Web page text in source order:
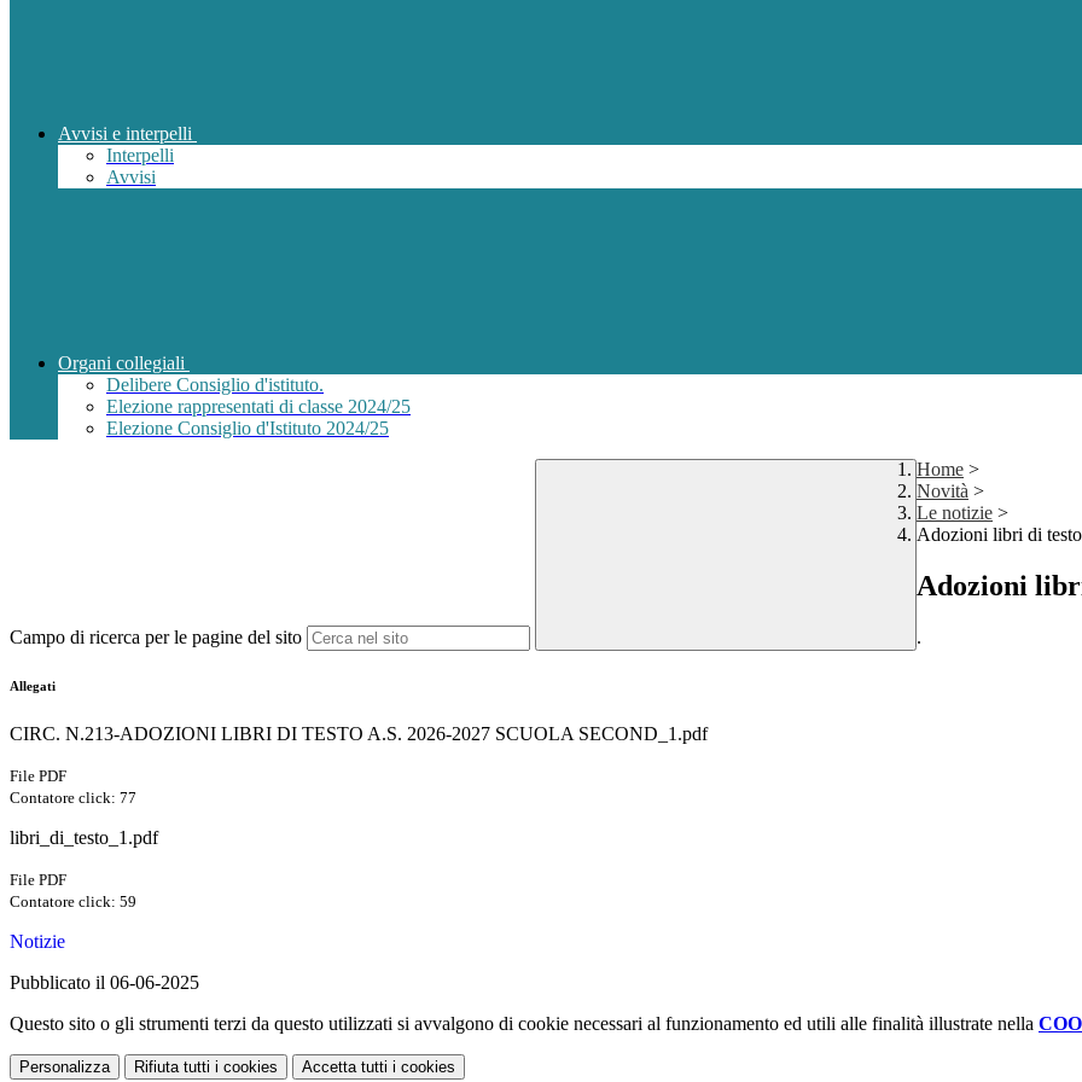
Avvisi e interpelli
Interpelli
Avvisi
Organi collegiali
Delibere Consiglio d'istituto.
Elezione rappresentati di classe 2024/25
Elezione Consiglio d'Istituto 2024/25
Campo di ricerca per le pagine del sito
Home >
Novità >
Le notizie >
Adozioni libri di
Adozioni
.
Allegati
CIRC. N.213-ADOZIONI LIBRI DI TESTO A.S. 2026-2027 SCUOLA SECOND_1.pdf
File PDF
Contatore click: 77
libri_di_testo_1.pdf
File PDF
Contatore click: 59
Notizie
Pubblicato il 06-06-2025
Questo sito o gli strumenti terzi da questo utilizzati si avvalgono di cookie necessari al funzionamento ed utili alle finalità illustrate nella
Personalizza Rifiuta tutti i cookies Accetta tutti i cookies